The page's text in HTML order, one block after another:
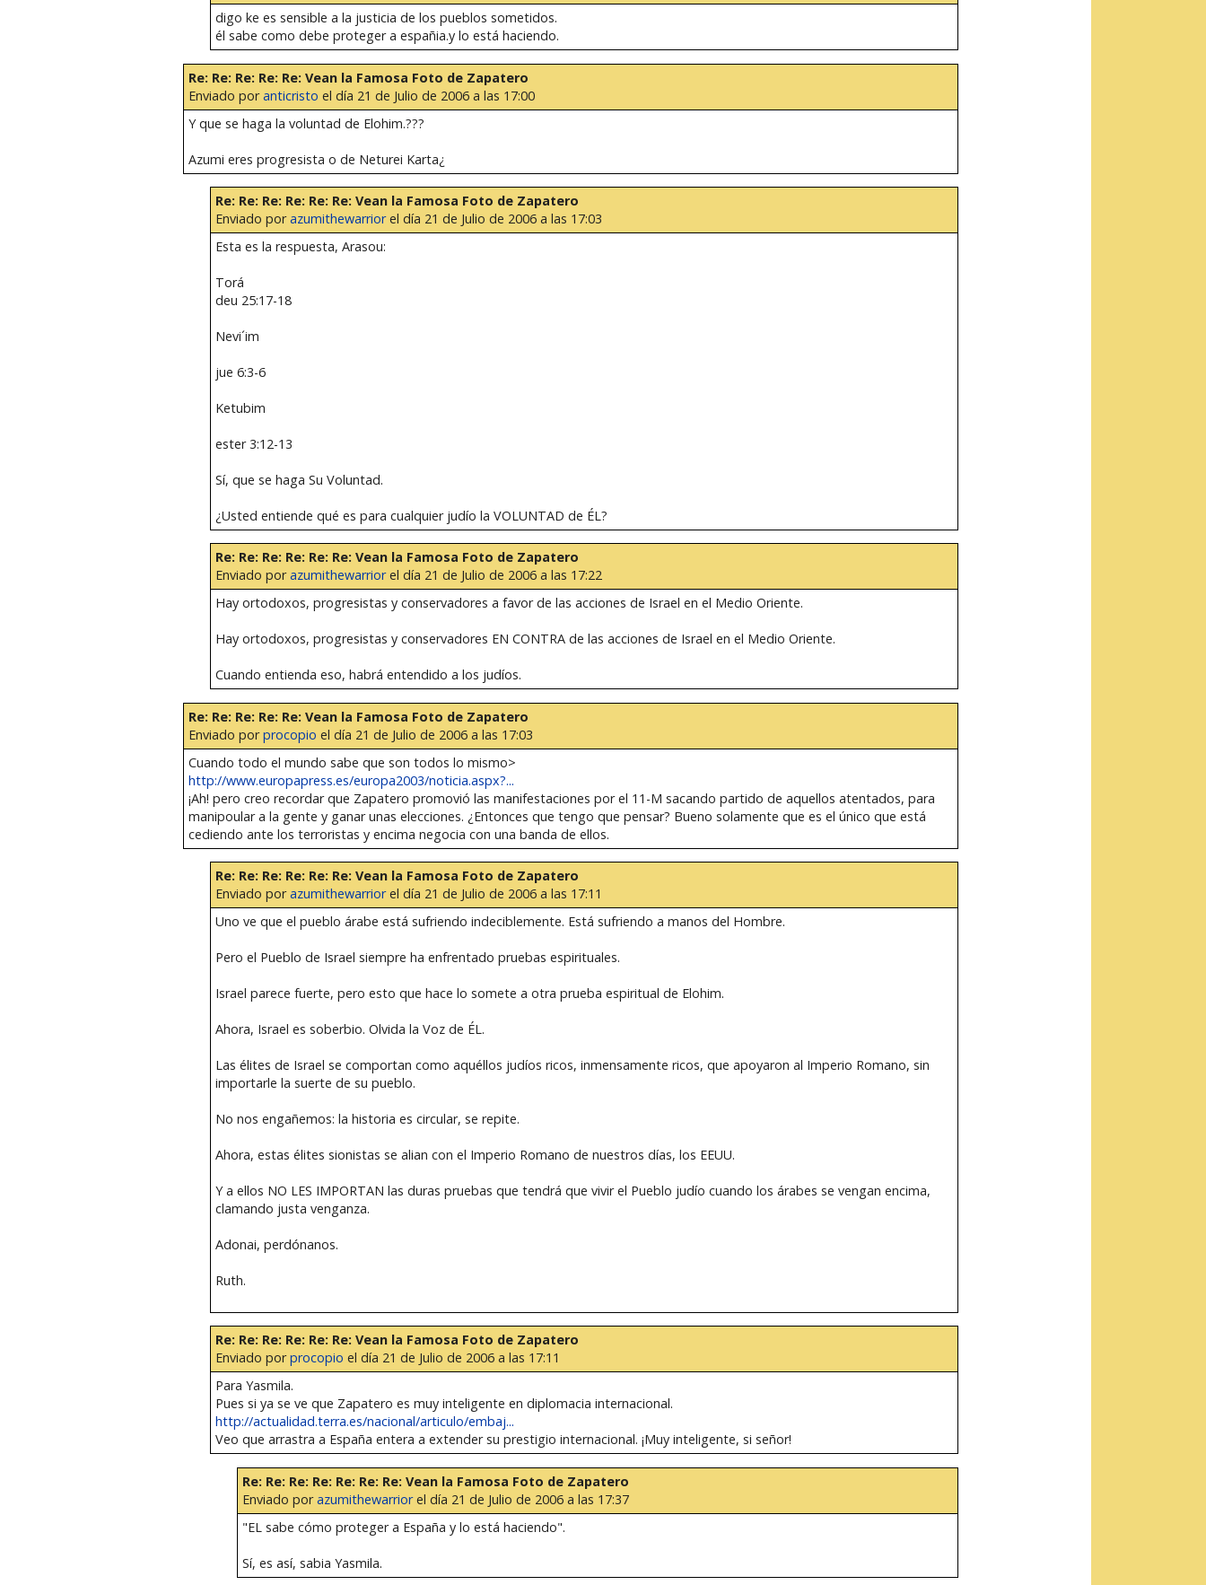
digo ke es sensible a la justicia de los pueblos sometidos.
él sabe como debe proteger a españia.y lo está haciendo.
Re: Re: Re: Re: Re: Vean la Famosa Foto de Zapatero
Enviado poranticristo el día 21 de Julio de 2006 a las 17:00
Y que se haga la voluntad de Elohim.???
Azumi eres progresista o de Neturei Karta¿
Re: Re: Re: Re: Re: Re: Vean la Famosa Foto de Zapatero
Enviado porazumithewarriorel día 21 de Julio de 2006 a las 17:03
Esta es la respuesta, Arasou:
Torá
deu 25:17-18
Nevi´im
jue 6:3-6
Ketubim
ester 3:12-13
Sí, que se haga Su Voluntad.
¿Usted entiende qué es para cualquier judío la VOLUNTAD de ÉL?
Re: Re: Re: Re: Re: Re: Vean la Famosa Foto de Zapatero
Enviado porazumithewarriorel día 21 de Julio de 2006 a las 17:22
Hay ortodoxos, progresistas y conservadores a favor de las acciones de Israel en el Medio Oriente.
Hay ortodoxos, progresistas y conservadores EN CONTRA de las acciones de Israel en el Medio Oriente.
Cuando entienda eso, habrá entendido a los judíos.
Re: Re: Re: Re: Re: Vean la Famosa Foto de Zapatero
Enviado porprocopio el día 21 de Julio de 2006 a las 17:03
Cuando todo el mundo sabe que son todos lo mismo>
http://www.europapress.es/europa2003/noticia.aspx?...
¡Ah! pero creo recordar que Zapatero promovió las manifestaciones por el 11-M sacando partido de aquellos atentados, para
manipoular a la gente y ganar unas elecciones. ¿Entonces que tengo que pensar? Bueno solamente que es el único que está
cediendo ante los terroristas y encima negocia con una banda de ellos.
Re: Re: Re: Re: Re: Re: Vean la Famosa Foto de Zapatero
Enviado porazumithewarriorel día 21 de Julio de 2006 a las 17:11
Uno ve que el pueblo árabe está sufriendo indeciblemente. Está sufriendo a manos del Hombre.
Pero el Pueblo de Israel siempre ha enfrentado pruebas espirituales.
Israel parece fuerte, pero esto que hace lo somete a otra prueba espiritual de Elohim.
Ahora, Israel es soberbio. Olvida la Voz de ÉL.
Las élites de Israel se comportan como aquéllos judíos ricos, inmensamente ricos, que apoyaron al Imperio Romano, sin
importarle la suerte de su pueblo.
No nos engañemos: la historia es circular, se repite.
Ahora, estas élites sionistas se alian con el Imperio Romano de nuestros días, los EEUU.
Y a ellos NO LES IMPORTAN las duras pruebas que tendrá que vivir el Pueblo judío cuando los árabes se vengan encima,
clamando justa venganza.
Adonai, perdónanos.
Ruth.
Re: Re: Re: Re: Re: Re: Vean la Famosa Foto de Zapatero
Enviado porprocopio el día 21 de Julio de 2006 a las 17:11
Para Yasmila.
Pues si ya se ve que Zapatero es muy inteligente en diplomacia internacional.
http://actualidad.terra.es/nacional/articulo/embaj...
Veo que arrastra a España entera a extender su prestigio internacional. ¡Muy inteligente, si señor!
Re: Re: Re: Re: Re: Re: Re: Vean la Famosa Foto de Zapatero
Enviado porazumithewarriorel día 21 de Julio de 2006 a las 17:37
"EL sabe cómo proteger a España y lo está haciendo".
Sí, es así, sabia Yasmila.